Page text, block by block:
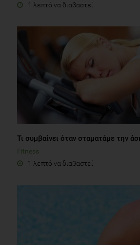
1 λεπτό να διαβαστεί
Τι συμβαίνει όταν σταματάμε την
Fitness
1 λεπτό να διαβαστεί